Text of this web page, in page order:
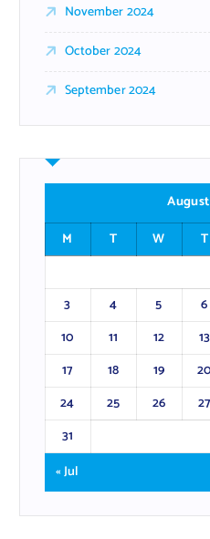
November 2024
October 2024
September 2024
M
T W T
3
4 5 6
10
11 12 13
17
18 19 20
24
25 26 27
31
« Jul